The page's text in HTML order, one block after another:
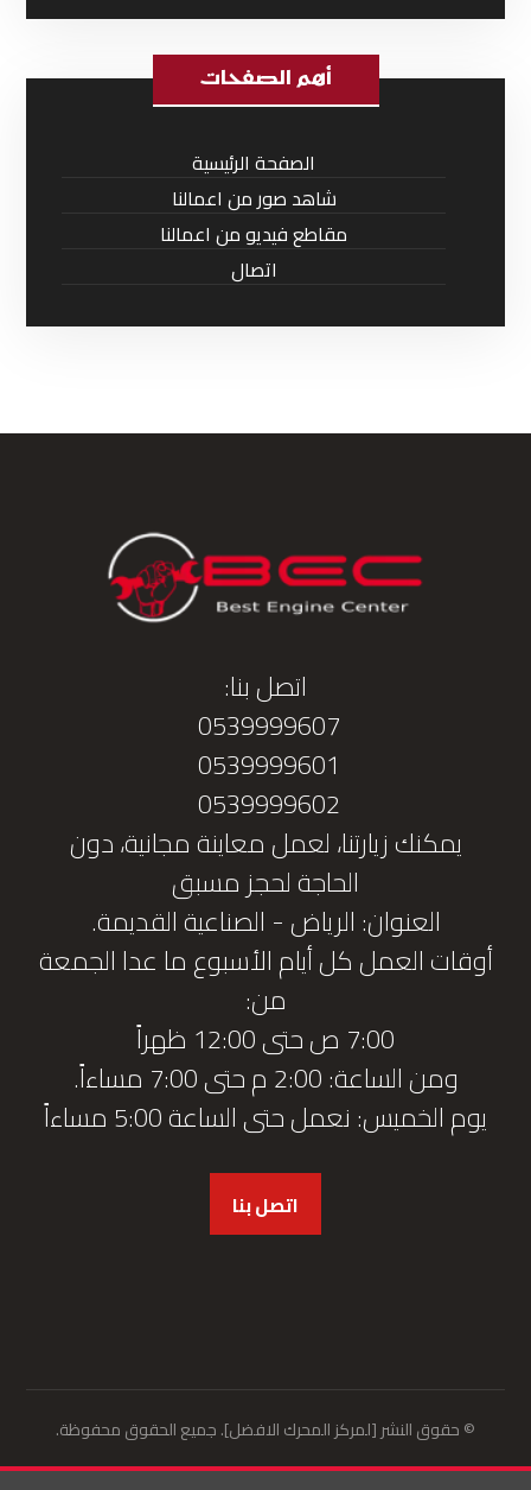
أهم الصفحات
الصفحة الرئيسية
شاهد صور من اعمالنا
مقاطع فيديو من اعمالنا
اتصال
اتصل بنا:
0539999607
0539999601
0539999602
يمكنك زيارتنا، لعمل معاينة مجانية، دون
الحاجة لحجز مسبق
العنوان: الرياض - الصناعية القديمة.
أوقات العمل كل أيام الأسبوع ما عدا الجمعة
من:
7:00 ص حتى 12:00 ظهراً
ومن الساعة: 2:00 م حتى 7:00 مساءاً.
يوم الخميس: نعمل حتى الساعة 5:00 مساءاً
اتصل بنا
© حقوق النشر [لمركز المحرك الافضل]. جميع الحقوق محفوظة.